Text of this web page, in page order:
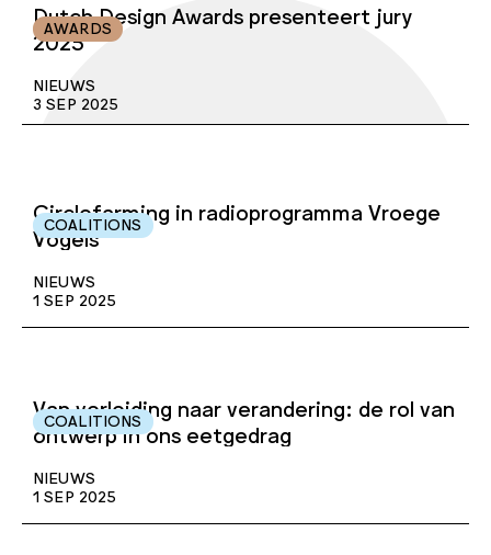
AWARDS
Dutch Design Awards presenteert jury
2025
NIEUWS
3 SEP 2025
COALITIONS
Circlefarming in radioprogramma Vroege
Vogels
NIEUWS
1 SEP 2025
COALITIONS
Van verleiding naar verandering: de rol van
ontwerp in ons eetgedrag
NIEUWS
1 SEP 2025